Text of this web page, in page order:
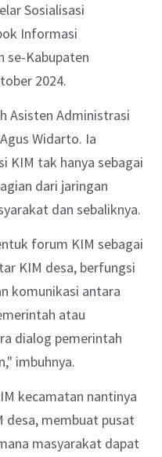
Sosialisasi
Informasi
se-Kabupaten
2024.
Asisten Administrasi
Widarto. Ia
KIM tak hanya sebagai
dari jaringan
dan sebaliknya.
forum KIM sebagai
KIM desa, berfungsi
komunikasi antara
atau
dialog pemerintah
imbuhnya.
kecamatan nantinya
desa, membuat pusat
masyarakat dapat